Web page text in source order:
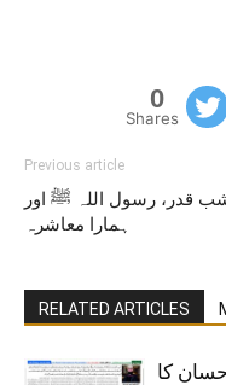
0
Shares
Previous article
قدر، رسول اللہ ﷺ اور
ہمارا معاشرہ
RELATED ARTICLES
کا